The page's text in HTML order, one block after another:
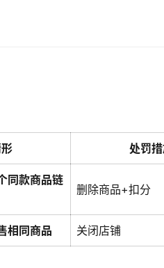
处罚
同款商品链
删除商品+扣分
相同商品 关闭店铺